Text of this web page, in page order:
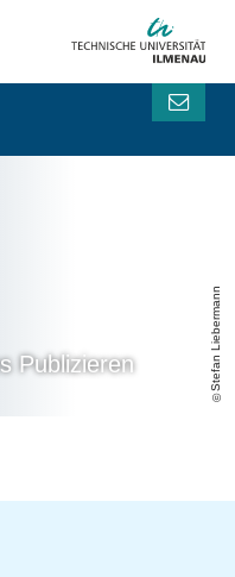
Publizieren Stefan Liebermann